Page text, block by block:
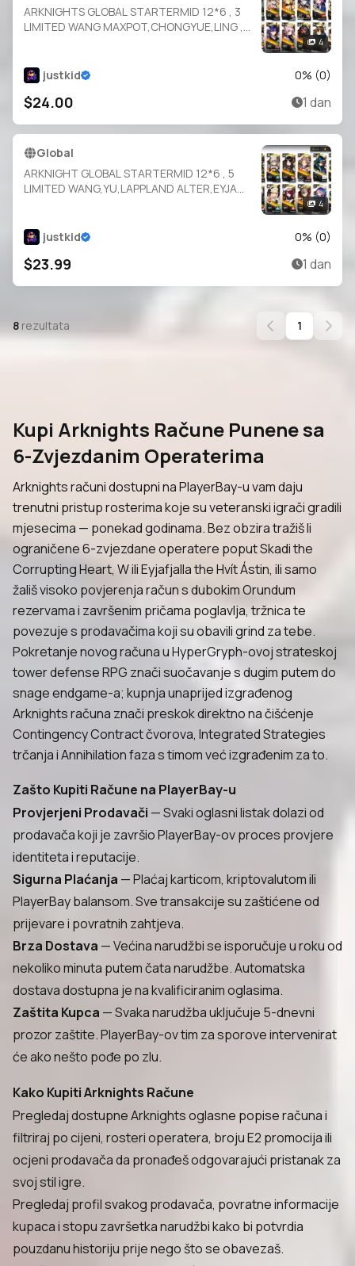
ARKNIGHTS GLOBAL STARTERMID 12*6 , 3
LIMITED WANG MAXPOT,CHONGYUE,LING ,
RAN,IFRIT,ASTGENE ALTER,CROWNSLAYER
4
justkid 0% (0)
$24.00 1 dan
Global
ARKNIGHT GLOBAL STARTERMID 12*6 , 5
LIMITED WANG,YU,LAPPLAND ALTER,EYJA
RIA,NIGHTINGALE
4
justkid 0% (0)
$23.99 1 dan
8 rezultata 1
Kupi Arknights Račune Punene sa
6-Zvjezdanim Operaterima
Arknights računi dostupni na PlayerBay-u vam daju
trenutni pristup rosterima koje su veteranski igrači gradili
mjesecima — ponekad godinama. Bez obzira tražiš li
ograničene 6-zvjezdane operatere poput Skadi the
Corrupting Heart, W ili Eyjafjalla the Hvít Ástin, ili samo
žališ visoko povjerenja račun s dubokim Orundum
rezervama i završenim pričama poglavlja, tržnica te
povezuje s prodavačima koji su obavili grind za tebe.
Pokretanje novog računa u HyperGryph-ovoj strateskoj
tower defense RPG znači suočavanje s dugim putem do
snage endgame-a; kupnja unaprijed izgrađenog
Arknights računa znači preskok direktno na čišćenje
Contingency Contract čvorova, Integrated Strategies
trčanja i Annihilation faza s timom već izgrađenim za to.
Zašto Kupiti Račune na PlayerBay-u
Provjerjeni Prodavači — Svaki oglasni listak dolazi od
prodavača koji je završio PlayerBay-ov proces provjere
identiteta i reputacije.
Sigurna Plaćanja — Plaćaj karticom, kriptovalutom ili
PlayerBay balansom. Sve transakcije su zaštićene od
prijevare i povratnih zahtjeva.
Brza Dostava — Većina narudžbi se isporučuje u roku od
nekoliko minuta putem čata narudžbe. Automatska
dostava dostupna je na kvalificiranim oglasima.
Zaštita Kupca — Svaka narudžba uključuje 5-dnevni
prozor zaštite. PlayerBay-ov tim za sporove intervenirat
će ako nešto pođe po zlu.
Kako Kupiti Arknights Račune
Pregledaj dostupne Arknights oglasne popise računa i
filtriraj po cijeni, rosteri operatera, broju E2 promocija ili
ocjeni prodavača da pronađeš odgovarajući pristanak za
svoj stil igre.
Pregledaj profil svakog prodavača, povratne informacije
kupaca i stopu završetka narudžbi kako bi potvrdia
pouzdanu historiju prije nego što se obavezaš.